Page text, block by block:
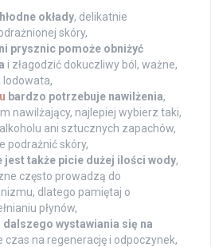
okłady, delikatnie
skóry,
prysznic pomoże obniżyć
i złagodzić dokuczliwy ból, ważne,
lodowata,
bardzo potrzebuje nawilżenia,
nawilżający, najlepiej wybierz taki,
ani sztucznych zapachów,
podrażnić skóry,
jest także picie dużej ilości wody,
często prowadzą do
dlatego pamiętaj o
płynów,
wystawiania się na
czas na regenerację i odpoczynek,